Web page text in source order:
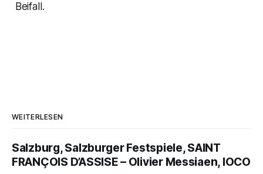
Beifall.
WEITERLESEN
Salzburg, Salzburger Festspiele, SAINT
FRANÇOIS D’ASSISE – Olivier Messiaen, IOCO